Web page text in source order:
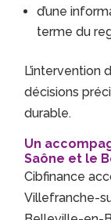
d’une
terme du
L’intervention
décisions
durable.
Un
Saône et le
Cibfinance
Villefranche-